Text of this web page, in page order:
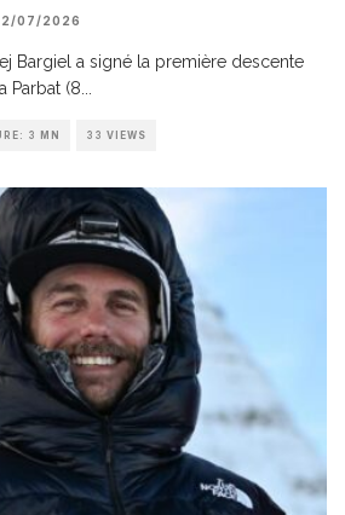
07/2026
Bargiel a signé la première descente
Parbat (8
3 MN 33 VIEWS